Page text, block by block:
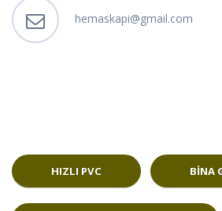
hemaskapi@gmail.com
HIZLI PVC BINA